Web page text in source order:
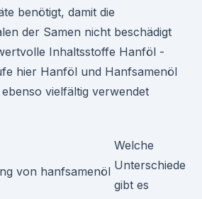
benötigt, damit die
der Samen nicht beschädigt
Inhaltsstoffe Hanföl -
hier Hanföl und Hanfsamenöl
vielfältig verwendet
Welche
Unterschiede
gibt es